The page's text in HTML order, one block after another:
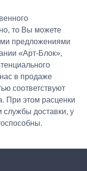
то Вы можете
предложениями
«Арт-Блок»,
в продаже
соответствуют
При этом расценки
службы доставки, у